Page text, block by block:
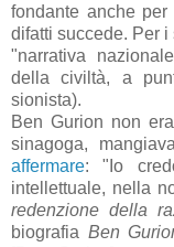
fondante anche
difatti succede. Per
"narrativa
della civiltà, a
sionista).
Ben Gurion non
sinagoga,
affermare: "Io
intellettuale, nella
redenzione della
biografia Ben